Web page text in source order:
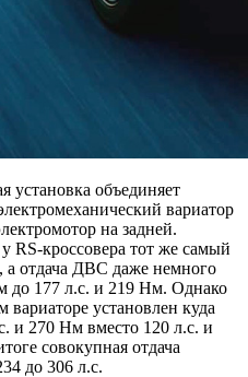
установка объединяет
вариатор
на задней.
RS-кроссовера тот же самый
а отдача ДВС даже немного
до 177 л.с. и 219 Нм. Однако
вариаторе установлен куда
и 270 Нм вместо 120 л.с. и
совокупная отдача
до 306 л.с.